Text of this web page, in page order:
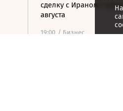
сделку с Ираном 7 или 8
августа
19:00 / Бизнес